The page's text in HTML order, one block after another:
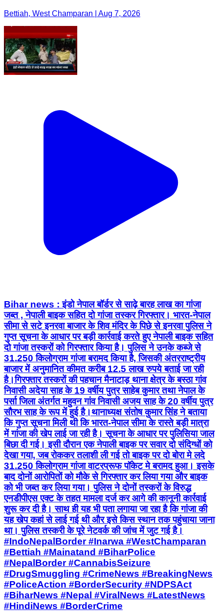
Bettiah, West Champaran | Aug 7, 2026
Bihar news : इंडो नेपाल बॉर्डर से साढ़े बारह लाख का गांजा
जब्त , नेपाली बाइक सहित दो गांजा तस्कर गिरफ्तार। भारत-नेपाल
सीमा से सटे इनरवा बाजार के शिव मंदिर के पिछे से इनरवा पुलिस ने
गुप्त सूचना के आधार पर बड़ी कार्रवाई करते हुए नेपाली बाइक सहित
दो गांजा तस्करों को गिरफ्तार किया है। पुलिस ने उनके कब्जे से
31.250 किलोग्राम गांजा बरामद किया है, जिसकी अंतरराष्ट्रीय
बाजार में अनुमानित कीमत करीब 12.5 लाख रुपये बताई जा रही
है।गिरफ्तार तस्करों की पहचान मैनाटाड़ थाना क्षेत्र के बस्ठा गांव
निवासी अदेया साह के 19 वर्षीय पुत्र साहेब कुमार तथा नेपाल के
पर्सा जिला अंतर्गत महुवन गांव निवासी अजय साह के 20 वर्षीय पुत्र
सौरभ साह के रूप में हुई है।थानाध्यक्ष संतोष कुमार सिंह ने बताया
कि गुप्त सूचना मिली थी कि भारत-नेपाल सीमा के रास्ते बड़ी मात्रा
में गांजा की खेप लाई जा रही है। सूचना के आधार पर पुलिसिया जाल
बिछा दी गई। इसी दौरान एक नेपाली बाइक पर सवार दो संदिग्धों को
देखा गया, जब रोककर तलाशी ली गई तो बाइक पर दो बोरा मे लदे
31.250 किलोग्राम गांजा वाटरप्रूफ पॉकेट मे बरामद हुआ। इसके
बाद दोनों आरोपितों को मौके से गिरफ्तार कर लिया गया और बाइक
को भी जब्त कर लिया गया। पुलिस ने दोनों तस्करों के विरुद्ध
एनडीपीएस एक्ट के तहत मामला दर्ज कर आगे की कानूनी कार्रवाई
शुरू कर दी है। साथ ही यह भी पता लगाया जा रहा है कि गांजा की
यह खेप कहां से लाई गई थी और इसे किस स्थान तक पहुंचाया जाना
था। पुलिस तस्करी के पूरे नेटवर्क की जांच में जुट गई है।
#IndoNepalBorder #Inarwa #WestChamparan
#Bettiah #Mainatand #BiharPolice
#NepalBorder #CannabisSeizure
#DrugSmuggling #CrimeNews #BreakingNews
#PoliceAction #BorderSecurity #NDPSAct
#BiharNews #Nepal #ViralNews #LatestNews
#HindiNews #BorderCrime